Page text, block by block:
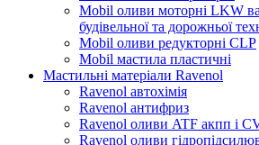
Mobil оливи моторні LKW
будівельної та дорожньої
Mobil оливи редукторні CLP
Mobil мастила пластичні
Мастильні матеріали Ravenol
Ravenol автохімія
Ravenol антифриз
Ravenol оливи ATF акпп і
Ravenol оливи